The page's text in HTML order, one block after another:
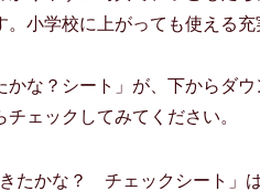
。小学校に上がっても使える充
かな？シート」が、下からダウ
ェックしてみてください。
きたかな？ チェックシート」